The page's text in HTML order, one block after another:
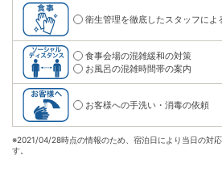
衛生管理を徹底したスタッフによ
食事会場の混雑緩和の対策
お風呂の混雑時間帯の案内
お客様への手洗い・消毒の依頼
※2021/04/28時点の情報のため、宿泊日により当日の対
す。